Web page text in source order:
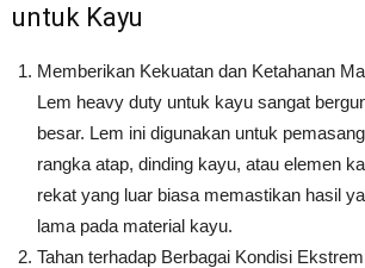
untuk Kayu
Memberikan Kekuatan dan Ketahanan
Lem heavy duty untuk kayu sangat
besar. Lem ini digunakan untuk
rangka atap, dinding kayu, atau elemen
rekat yang luar biasa memastikan hasil
lama pada material kayu.
Tahan terhadap Berbagai Kondisi Ekstrem